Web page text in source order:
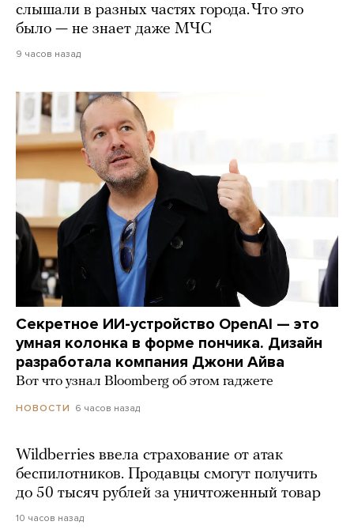
слышали в разных частях города. Что это
было — не знает даже МЧС
9 часов назад
Секретное ИИ-устройство OpenAI — это
умная колонка в форме пончика. Дизайн
разработала компания Джони Айва
Вот что узнал Bloomberg об этом гаджете
НОВОСТИ 6 часов назад
Wildberries ввела страхование от атак
беспилотников. Продавцы смогут получить
до 50 тысяч рублей за уничтоженный товар
10 часов назад